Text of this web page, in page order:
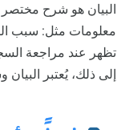
البيان هو شرح مختصر
معلومات مثل: سبب
تظهر عند مراجعة
إلى ذلك، يُعتبر